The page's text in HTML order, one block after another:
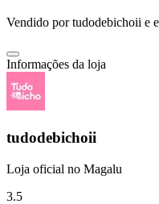
Vendido portudodebichoii e
Informações da loja
tudodebichoii
Loja oficial no Magalu
3.5